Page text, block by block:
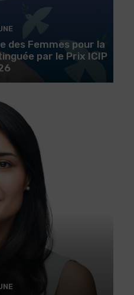
des Femmes pour la
par le Prix ICIP